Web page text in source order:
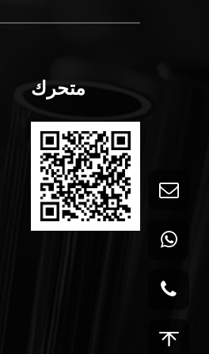
متحرك